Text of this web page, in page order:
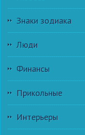
Знаки зодиака
Люди
Финансы
Прикольные
Интерьеры